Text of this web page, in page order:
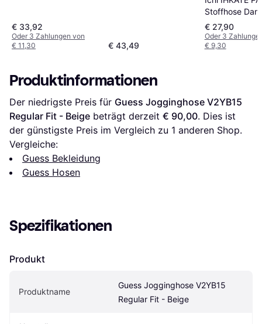
Trousers
ONLPOPTRASH NEU
€ 33,92
Oder 3 Zahlungen von
€ 11,30
€ 43,49
Stoffhose
Sweathose
Sweatpants
Relaxhose,
€ 27,90
Oder 3
€ 9,30
Produktinformationen
Der niedrigste Preis für Guess Jogginghose V2YB15
Regular Fit - Beige beträgt derzeit € 90,00. Dies ist
der günstigste Preis im Vergleich zu 1 anderen Shop.
Vergleiche:
Guess Bekleidung
Guess Hosen
Spezifikationen
Produkt
Produktname
Guess Jogginghose V2YB15
Regular Fit - Beige